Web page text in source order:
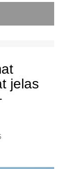
jelas